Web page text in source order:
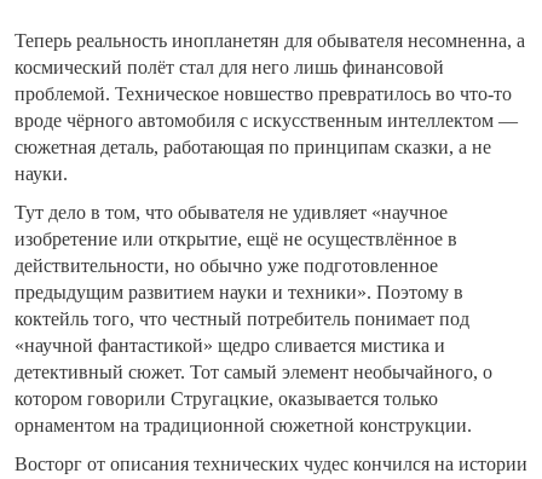
Теперь реальность инопланетян для обывателя несомненна, а
космический полёт стал для него лишь финансовой
проблемой. Техническое новшество превратилось во что-то
вроде чёрного автомобиля с искусственным интеллектом —
сюжетная деталь, работающая по принципам сказки, а не
науки.
Тут дело в том, что обывателя не удивляет «научное
изобретение или открытие, ещё не осуществлённое в
действительности, но обычно уже подготовленное
предыдущим развитием науки и техники». Поэтому в
коктейль того, что честный потребитель понимает под
«научной фантастикой» щедро сливается мистика и
детективный сюжет. Тот самый элемент необычайного, о
котором говорили Стругацкие, оказывается только
орнаментом на традиционной сюжетной конструкции.
Восторг от описания технических чудес кончился на истории